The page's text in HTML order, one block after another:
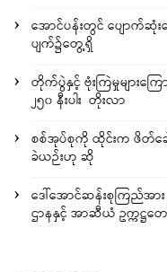
အောင်ပန်းတွင် ပျောက်
ပျက်၌တွေ့ရှိ
တိုက်ပွဲနှင့် ဗုံးကြဲမှုများက
၂၅၀ နီးပါး တိုးလာ
စစ်အုပ်စုကို ထိုင်းက ဖိတ်
ခဲယဉ်းဟု ဆို
ဒေါ်အောင်ဆန်းစုကြည်အား
ဌာနနှင့် အာဆီယံ ဥက္ကဋ္ဌတ